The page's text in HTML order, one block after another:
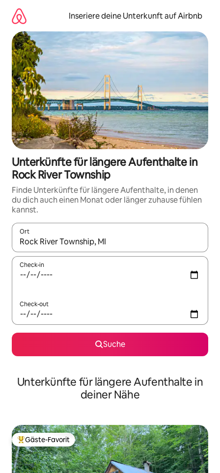
Inhalten
springen
Inseriere deine Unterkunft auf Airbnb
Unterkünfte für längere Aufenthalte in
Rock River Township
Finde Unterkünfte für längere Aufenthalte, in denen
du dich auch einen Monat oder länger zuhause fühlen
kannst.
Ort
Wenn Ergebnisse verfügbar sind, navigiere mit den
Check-in
Check-out
Suche
Unterkünfte für längere Aufenthalte in
deiner Nähe
Beliebter Gäste-Favorit.
Gäste-Favorit